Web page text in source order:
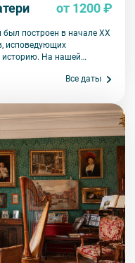
от 1200 ₽
построен в начале XX
исповедующих
историю. На нашей
с общиной.
Все даты